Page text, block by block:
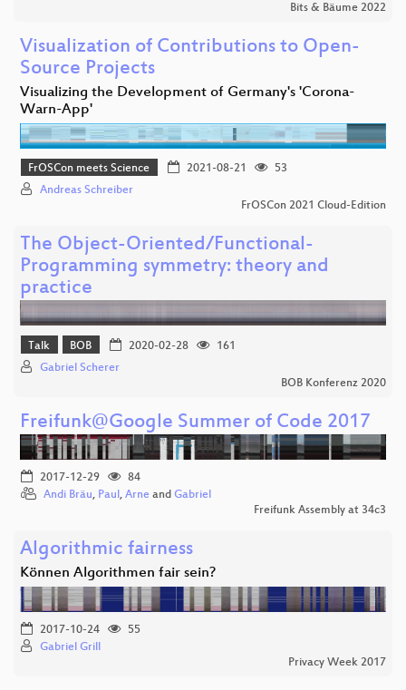
Bits & Bäume 2022
Visualization of Contributions to Open-
Source Projects
Visualizing the Development of Germany's 'Corona-
Warn-App'
FrOSCon meets Science 2021-08-21
53
Andreas Schreiber
FrOSCon 2021 Cloud-Edition
The Object-Oriented/Functional-
Programming symmetry: theory and
practice
Talk BOB 2020-02-28
161
Gabriel Scherer
BOB Konferenz 2020
Freifunk@Google Summer of Code 2017
2017-12-29
84
Andi Bräu, Paul, Arne and Gabriel
Freifunk Assembly at 34c3
Algorithmic fairness
Können Algorithmen fair sein?
2017-10-24
55
Gabriel Grill
Privacy Week 2017